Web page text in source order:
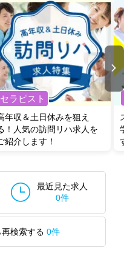
セラピスト
年収＆土日休みを狙え
！人気の訪問リハ求人を
紹介します！
最近見た求人
0件
検索する 0件